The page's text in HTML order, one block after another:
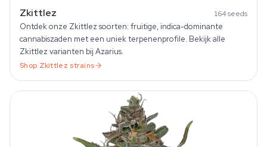
Zkittlez 164seeds
Ontdek onze Zkittlez soorten: fruitige, indica-dominante
cannabiszaden met een uniek terpenenprofile. Bekijk alle
Zkittlez varianten bij Azarius.
Shop Zkittlez strains